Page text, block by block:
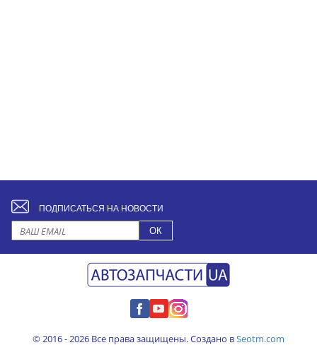
ПОДПИСАТЬСЯ НА НОВОСТИ
© 2016 - 2026 Все права защищены. Создано вSeotm.com